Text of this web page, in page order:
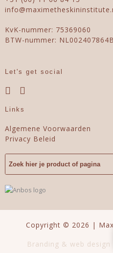
KvK-nummer: 75369060
BTW-nummer:
Let's get social
Links
Algemene Voorwaarden
Privacy Beleid
Copyright © 2026 |
Branding & web design